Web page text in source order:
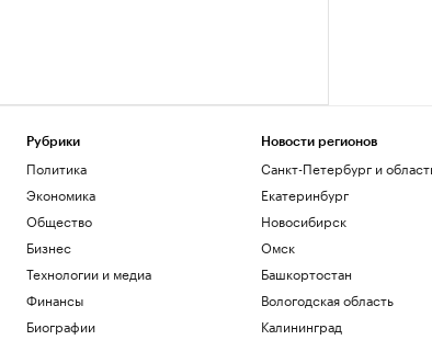
Рубрики
Политика
Экономика
Общество
Бизнес
Технологии и медиа
Финансы
Биографии
Новости регионов
Санкт-Петербург и
Екатеринбург
Новосибирск
Омск
Башкортостан
Вологодская область
Калининград